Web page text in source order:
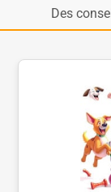
Des